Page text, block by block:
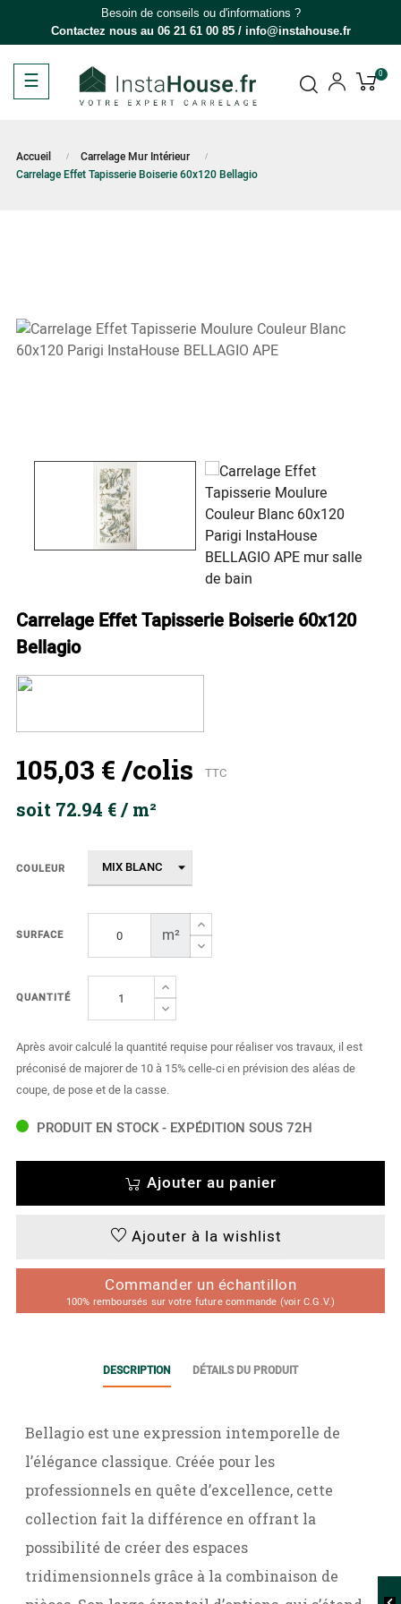
Besoin de conseils ou d'informations ?
Contactez nous au 06 21 61 00 85/ info@instahouse.fr
Basculer
la
☰ 0
Accueil
Carrelage Mur Intérieur
Carrelage Effet Tapisserie Boiserie 60x120 Bellagio
Carrelage Effet Tapisserie Boiserie 60x120
Bellagio
105,03 € /colis TTC
soit 72.94 € / m²
COULEUR
SURFACE m²
QUANTITÉ
Après avoir calculé la quantité requise pour réaliser vos travaux, il est
préconisé de majorer de 10 à 15% celle-ci en prévision des aléas de
coupe, de pose et de la casse.
PRODUIT EN STOCK - EXPÉDITION SOUS 72H
Ajouter au panier
Ajouter à la wishlist
Commander un échantillon
100% remboursés sur votre future commande (voir C.G.V.)
DESCRIPTION DÉTAILS DU PRODUIT
Bellagio est une expression intemporelle de
l’élégance classique. Créée pour les
professionnels en quête d’excellence, cette
collection fait la différence en offrant la
possibilité de créer des espaces
tridimensionnels grâce à la combinaison de